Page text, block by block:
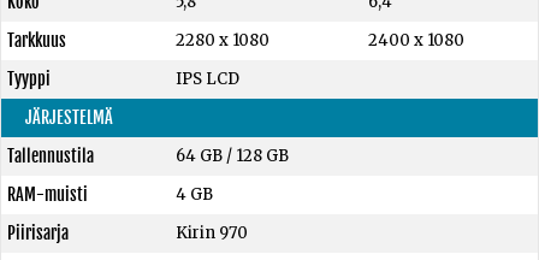
Tarkkuus
2280 x 1080
2400 x 1080
Tyyppi
IPS LCD
JÄRJESTELMÄ
Tallennustila
64 GB/ 128 GB
RAM-muisti
4 GB
Piirisarja
Kirin 970